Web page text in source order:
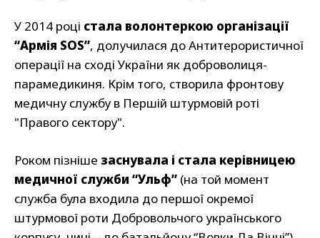
У 2014 році стала волонтеркою організації
“Армія SOS”, долучилася до Антитерористичної
операції на сході України як доброволиця-
парамедикиня. Крім того, створила фронтову
медичну службу в Першій штурмовій роті
"Правого сектору".
Роком пізніше заснувала і стала керівницею
медичної служби “Ульф” (на той момент
служба була входила до першої окремої
штурмової роти Добровольчого українського